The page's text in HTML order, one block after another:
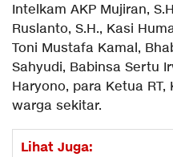
Intelkam AKP Mujiran,
Ruslanto, S.H., Kasi
Toni Mustafa Kamal,
Sahyudi, Babinsa Sertu
Haryono, para Ketua
warga sekitar.
Lihat Juga: